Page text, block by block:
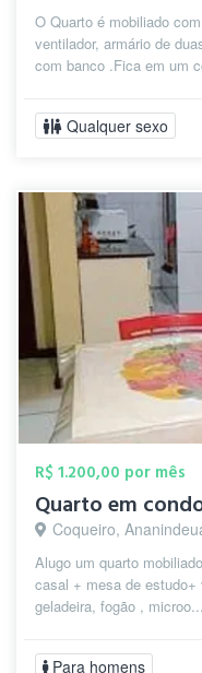
O Quarto é mobiliado
ventilador, armário de
com banco .Fica em um
Qualquer sexo
R$ 1.200,00 por mês
Quarto em
Coqueiro,
Alugo um quarto
casal + mesa de
geladeira, fogão , microo...
Para homens